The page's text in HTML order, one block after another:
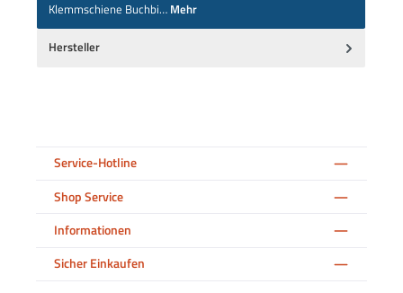
Klemmschiene Buchbi… Mehr
Hersteller
Service-Hotline
Shop Service
Informationen
Sicher Einkaufen